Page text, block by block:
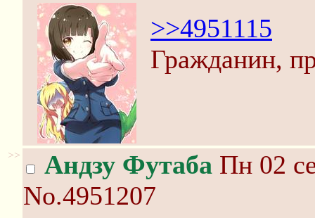
>>4951115
Гражданин,
>> Андзу Футаба Пн 02
No.4951207